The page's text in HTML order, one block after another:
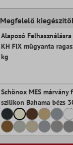
Megfelelő
Alapozó
KH FIX műgyanta
kg
Schönox MES
szilikon Bahama bézs